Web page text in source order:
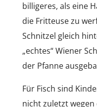
billigeres, als eine
die Fritteuse zu
Schnitzel gleich
„echtes“ Wiener
der Pfanne
Für Fisch sind
nicht zuletzt